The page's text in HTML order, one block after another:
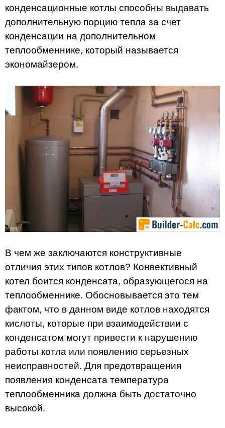
конденсационные котлы способны выдавать
дополнительную порцию тепла за счет
конденсации на дополнительном
теплообменнике, который называется
экономайзером.
В чем же заключаются конструктивные
отличия этих типов котлов? Конвективный
котел боится конденсата, образующегося на
теплообменнике. Обосновывается это тем
фактом, что в данном виде котлов находятся
кислоты, которые при взаимодействии с
конденсатом могут привести к нарушению
работы котла или появлению серьезных
неисправностей. Для предотвращения
появления конденсата температура
теплообменника должна быть достаточно
высокой.